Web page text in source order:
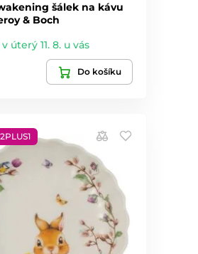
šálek na kávu
& Boch
v úterý 11. 8. u vás
Do košíku